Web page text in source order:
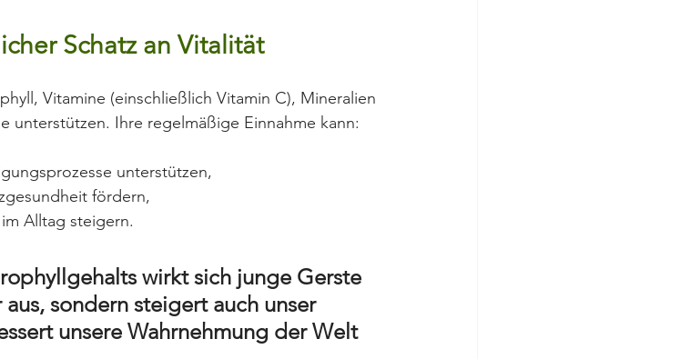
Schatz an Vitalität
Vitamine (einschließlich Vitamin C), Mineralien
unterstützen. Ihre regelmäßige Einnahme kann:
unterstützen,
fördern,
Alltag steigern.
wirkt sich junge Gerste
sondern steigert auch unser
unsere Wahrnehmung der Welt